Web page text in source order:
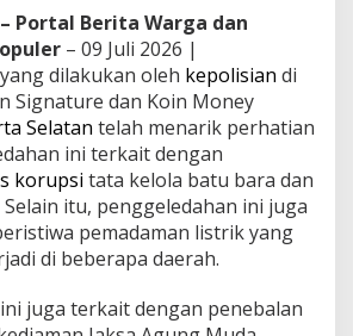
Portal Berita Warga dan
– 09 Juli 2026 |
dilakukan oleh kepolisian di
Signature dan Koin Money
Selatan telah menarik perhatian
ini terkait dengan
korupsi tata kelola batu bara dan
itu, penggeledahan ini juga
pemadaman listrik yang
di beberapa daerah.
juga terkait dengan penebalan